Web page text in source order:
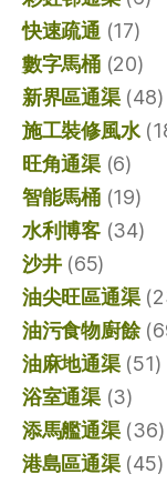
快速疏通 (17)
數字馬桶(20)
新界區通渠(48)
施工裝修風水
旺角通渠(6)
智能馬桶(19)
水利博客(34)
沙井(65)
油尖旺區通渠
油污食物廚餘
油麻地通渠(51)
浴室通渠(3)
添馬艦通渠(36)
港島區通渠(45)